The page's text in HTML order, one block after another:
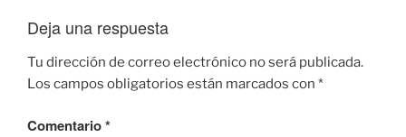
Deja una respuesta
Tu dirección de correo electrónico no será publicada.
Los campos obligatorios están marcados con *
Comentario*